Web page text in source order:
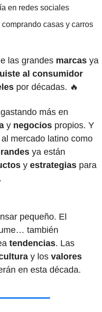
en redes sociales
casas y carros
las grandes marcas ya
al consumidor
por décadas. 🔥
y negocios propios. Y
mientras muchos todavía ven al mercado latino como
ya están
y estrategias para
tendencias
. Las
y los valores
en esta década.